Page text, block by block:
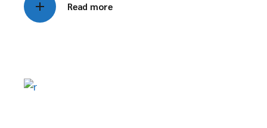
Read more